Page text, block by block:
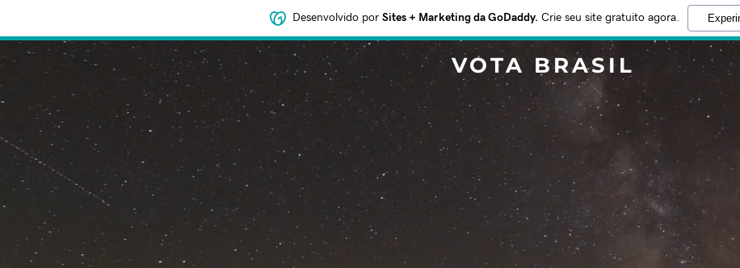
Desenvolvido por Sites + Marketing da GoDaddy. Crie seu site gratuito agora.
VOTA BRASIL